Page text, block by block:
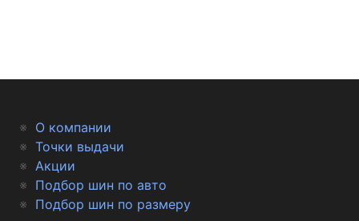
О компании
Точки выдачи
Акции
Подбор шин по авто
Подбор шин по размеру